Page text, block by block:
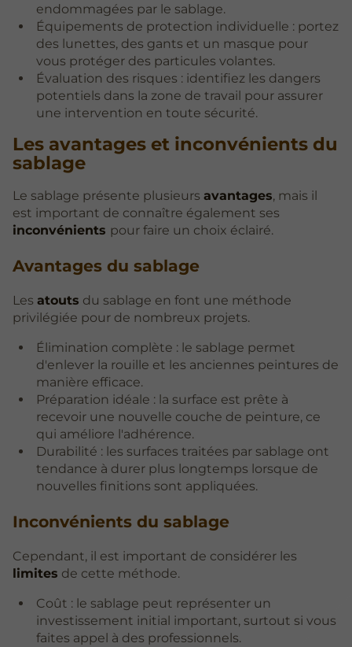
endommagées par le sablage.
Équipements de protection individuelle : portez
des lunettes, des gants et un masque pour
vous protéger des particules volantes.
Évaluation des risques : identifiez les dangers
potentiels dans la zone de travail pour assurer
une intervention en toute sécurité.
Les avantages et inconvénients du
sablage
Le sablage présente plusieurs avantages, mais il
est important de connaître également ses
inconvénients pour faire un choix éclairé.
Avantages du sablage
Les atouts du sablage en font une méthode
privilégiée pour de nombreux projets.
Élimination complète : le sablage permet
d'enlever la rouille et les anciennes peintures de
manière efficace.
Préparation idéale : la surface est prête à
recevoir une nouvelle couche de peinture, ce
qui améliore l'adhérence.
Durabilité : les surfaces traitées par sablage ont
tendance à durer plus longtemps lorsque de
nouvelles finitions sont appliquées.
Inconvénients du sablage
Cependant, il est important de considérer les
limites de cette méthode.
Coût : le sablage peut représenter un
investissement initial important, surtout si vous
faites appel à des professionnels.